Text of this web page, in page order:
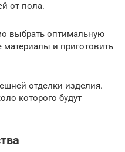
от пола.
выбрать оптимальную
материалы и приготовить
отделки изделия.
которого будут